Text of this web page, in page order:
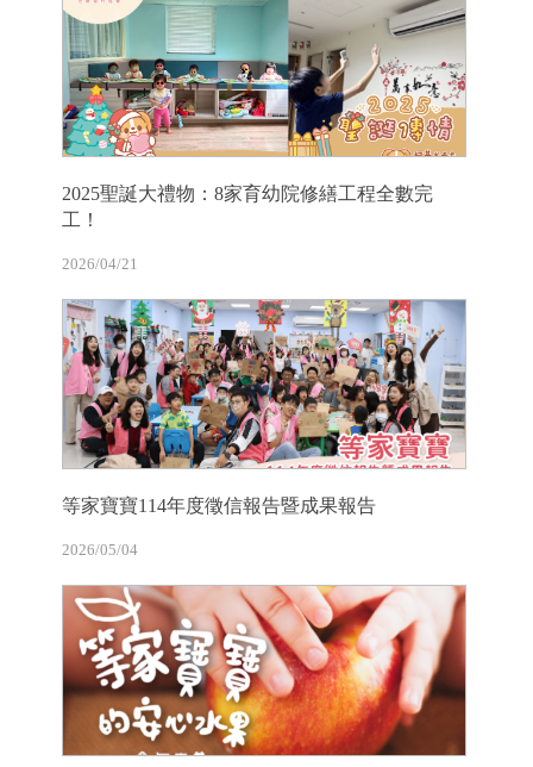
2025聖誕大禮物：8家育幼院修繕工程全數完
工！
2026/04/21
等家寶寶114年度徵信報告暨成果報告
2026/05/04